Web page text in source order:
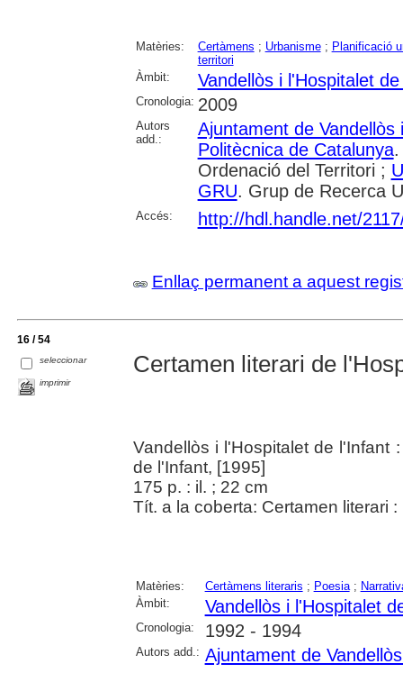
Matèries: Certàmens ; Urbanisme; Planificació
territori
Àmbit:
Vandellòs i l'Hospitalet
Cronologia: 2009
Autors
add.:
Ajuntament de
Politècnica de Catalunya.
Ordenació del Territori ;
GRU. Grup de Recerca
Accés: http://hdl.handle.net/
Enllaç permanent a aquest
16 / 54
seleccionar
imprimir
Certamen literari de
Vandellòs i l'Hospitalet de l'Infant
de l'Infant, [1995]
175 p. : il. ; 22 cm
Tít. a la coberta: Certamen literari
Matèries: Certàmens literaris ; Poesia;
Àmbit:
Vandellòs i l'Hospitalet
Cronologia: 1992 - 1994
Autors add.: Ajuntament de